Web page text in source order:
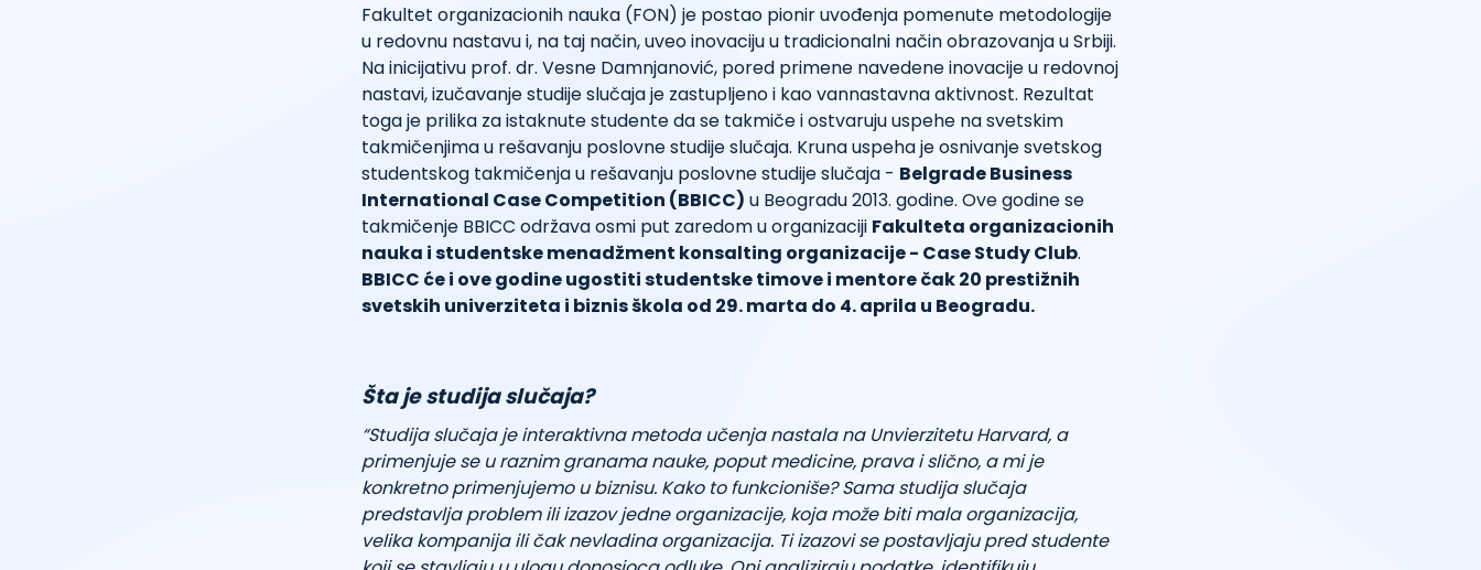
Fakultet organizacionih nauka (FON) je postao pionir uvođenja pomenute metodologije
u redovnu nastavu i, na taj način, uveo inovaciju u tradicionalni način obrazovanja u Srbiji.
Na inicijativu prof. dr. Vesne Damnjanović, pored primene navedene inovacije u redovnoj
nastavi, izučavanje studije slučaja je zastupljeno i kao vannastavna aktivnost. Rezultat
toga je prilika za istaknute studente da se takmiče i ostvaruju uspehe na svetskim
takmičenjima u rešavanju poslovne studije slučaja. Kruna uspeha je osnivanje svetskog
studentskog takmičenja u rešavanju poslovne studije slučaja - Belgrade Business
International Case Competition (BBICC) u Beogradu 2013. godine. Ove godine se
takmičenje BBICC održava osmi put zaredom u organizaciji Fakulteta organizacionih
nauka i studentske menadžment konsalting organizacije - Case Study Club.
BBICC će i ove godine ugostiti studentske timove i mentore čak 20 prestižnih
svetskih univerziteta i biznis škola od 29. marta do 4. aprila u Beogradu.
Šta je studija slučaja?
“Studija slučaja je interaktivna metoda učenja nastala na Unvierzitetu Harvard, a
primenjuje se u raznim granama nauke, poput medicine, prava i slično, a mi je
konkretno primenjujemo u biznisu. Kako to funkcioniše? Sama studija slučaja
predstavlja problem ili izazov jedne organizacije, koja može biti mala organizacija,
velika kompanija ili čak nevladina organizacija. Ti izazovi se postavljaju pred studente